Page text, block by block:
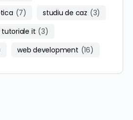
(7) studiu de caz (3)
tutoriale it (3)
web development (16)